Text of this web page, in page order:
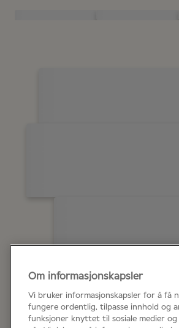
Om informasjonskapsler
Vi bruker informasjonskapsler for å få
fungere ordentlig, tilpasse innhold og
funksjoner knyttet til sosiale medier og